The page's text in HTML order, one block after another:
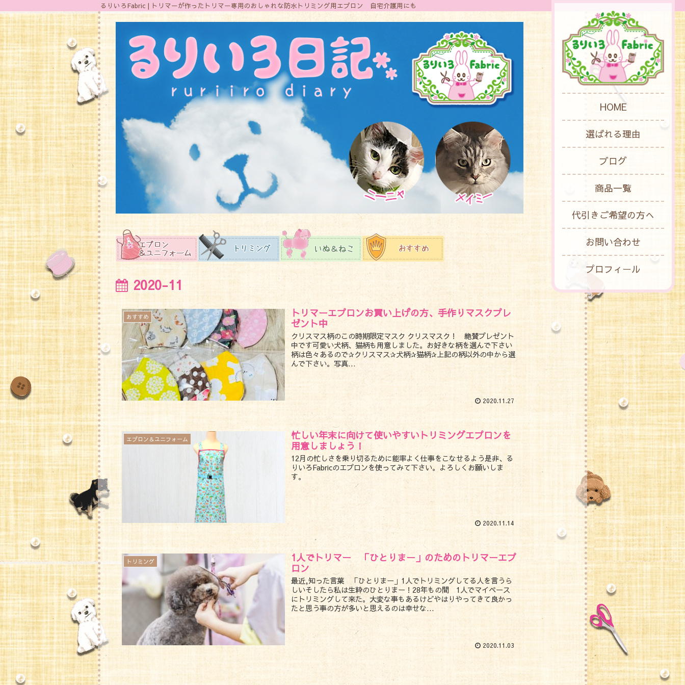
るりいろFabric | トリマーが作ったトリマー専用のおしゃれな防水トリミング用エプロン 自宅介護用にも
HOME
選ばれる理由
ブログ
商品一覧
代引きご希望の方へ
お問い合わせ
プロフィール
2020-11
おすすめ
トリマーエプロンお買い上げの方、手作りマスクプレ
ゼント中
クリスマス柄のこの時期限定マスク クリスマスク！ 絶賛プレゼント
中です可愛い犬柄、猫柄も用意しました。お好きな柄を選んで下さい
柄は色々あるので✰クリスマス✰犬柄✰猫柄✰上記の柄以外の中から選
んで下さい。写真...
2020.11.27
エプロン＆ユニフォーム
忙しい年末に向けて使いやすいトリミングエプロンを
用意しましょう！
12月の忙しさを乗り切るために能率よく仕事をこなせるよう是非、る
りいろFabricのエプロンを使ってみて下さい。よろしくお願いしま
す。
2020.11.14
トリミング
1人でトリマー 「ひとりまー」のためのトリマーエプ
ロン
最近,知った言葉 「ひとりまー」1人でトリミングしてる人を言うら
しいそしたら私は生粋のひとりまー！28年もの間 1人でマイペース
にトリミングして来た。大変な事もあるけどやはりやってきて良かっ
たと思う事の方が多いと思えるのは幸せな...
2020.11.03